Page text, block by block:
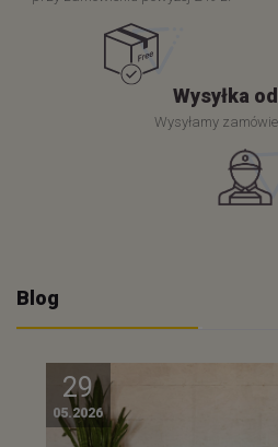
Wysyłka
Wysyłamy
Blog
29
05.2026